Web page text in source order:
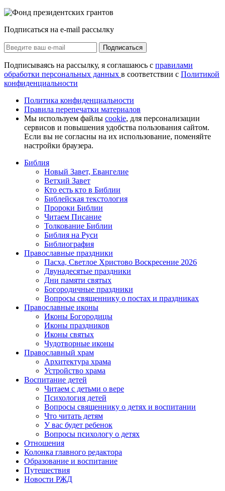
Подписаться на e-mail рассылку
Подписаться
Подписываясь на рассылку, я соглашаюсь с правилами
обработки персональных данных в соответствии с Политикой
конфиденциальности
Политика конфиденциальности
Правила перепечатки материалов
Мы используем файлы cookie, для персонализации
сервисов и повышения удобства пользования сайтом.
Если вы не согласны на их использование, поменяйте
настройки браузера.
Библия
Новый Завет, Евангелие
Ветхий Завет
Кто есть кто в Библии
Библейская текстология
Пророки Библии
Читаем Писание
Толкование Библии
Библия на Руси
Библиография
Православные праздники
Пасха, Светлое Христово Воскресение 2026
Двунадесятые праздники
Дни памяти святых
Богородичные праздники
Вопросы священнику о постах и праздниках
Православные иконы
Иконы Богородицы
Иконы праздников
Иконы святых
Чудотворные иконы
Православный храм
Архитектура храма
Устройство храма
Воспитание детей
Читаем с детьми о вере
Психология детей
Вопросы священнику о детях и воспитании
Что читать детям
У вас будет ребенок
Вопросы психологу о детях
Отношения
Колонка главного редактора
Образование и воспитание
Путешествия
Новости РЖД